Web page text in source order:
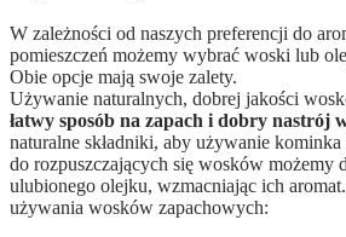
W zależności od naszych preferencji do
pomieszczeń możemy wybrać woski lub
Obie opcje mają swoje zalety.
Używanie naturalnych, dobrej jakości
łatwy sposób na zapach i dobry nastrój
naturalne składniki, aby używanie kominka
do rozpuszczających się wosków możemy
ulubionego olejku, wzmacniając ich
używania wosków zapachowych: